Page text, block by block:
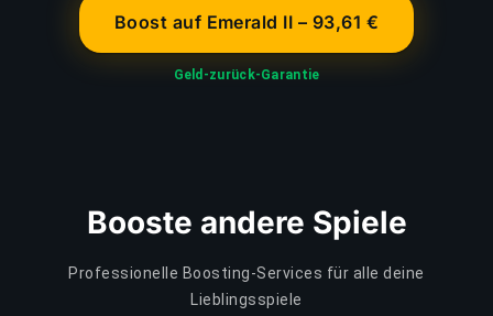
Boost auf Emerald II – 93,61 €
Geld-zurück-Garantie
Booste andere Spiele
Professionelle Boosting-Services für alle deine
Lieblingsspiele